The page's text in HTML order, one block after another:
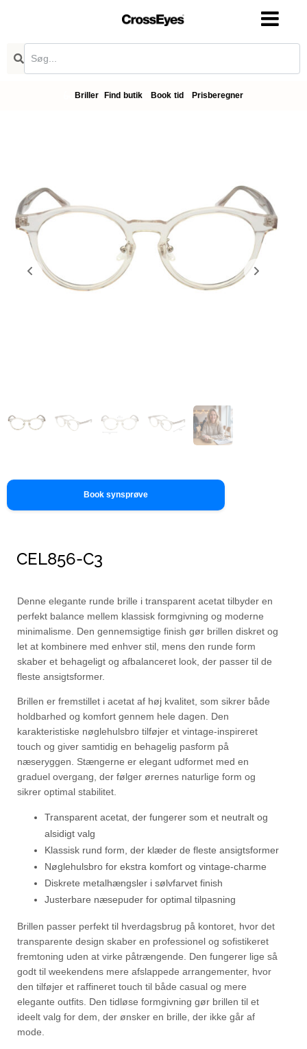
Briller Find butik Book tid Prisberegner
Book synsprøve
CEL856-C3
Denne elegante runde brille i transparent acetat tilbyder en
perfekt balance mellem klassisk formgivning og moderne
minimalisme. Den gennemsigtige finish gør brillen diskret og
let at kombinere med enhver stil, mens den runde form
skaber et behageligt og afbalanceret look, der passer til de
fleste ansigtsformer.
Brillen er fremstillet i acetat af høj kvalitet, som sikrer både
holdbarhed og komfort gennem hele dagen. Den
karakteristiske nøglehulsbro tilføjer et vintage-inspireret
touch og giver samtidig en behagelig pasform på
næseryggen. Stængerne er elegant udformet med en
graduel overgang, der følger ørernes naturlige form og
sikrer optimal stabilitet.
Transparent acetat, der fungerer som et neutralt og
alsidigt valg
Klassisk rund form, der klæder de fleste ansigtsformer
Nøglehulsbro for ekstra komfort og vintage-charme
Diskrete metalhængsler i sølvfarvet finish
Justerbare næsepuder for optimal tilpasning
Brillen passer perfekt til hverdagsbrug på kontoret, hvor det
transparente design skaber en professionel og sofistikeret
fremtoning uden at virke påtrængende. Den fungerer lige så
godt til weekendens mere afslappede arrangementer, hvor
den tilføjer et raffineret touch til både casual og mere
elegante outfits. Den tidløse formgivning gør brillen til et
ideelt valg for dem, der ønsker en brille, der ikke går af
mode.